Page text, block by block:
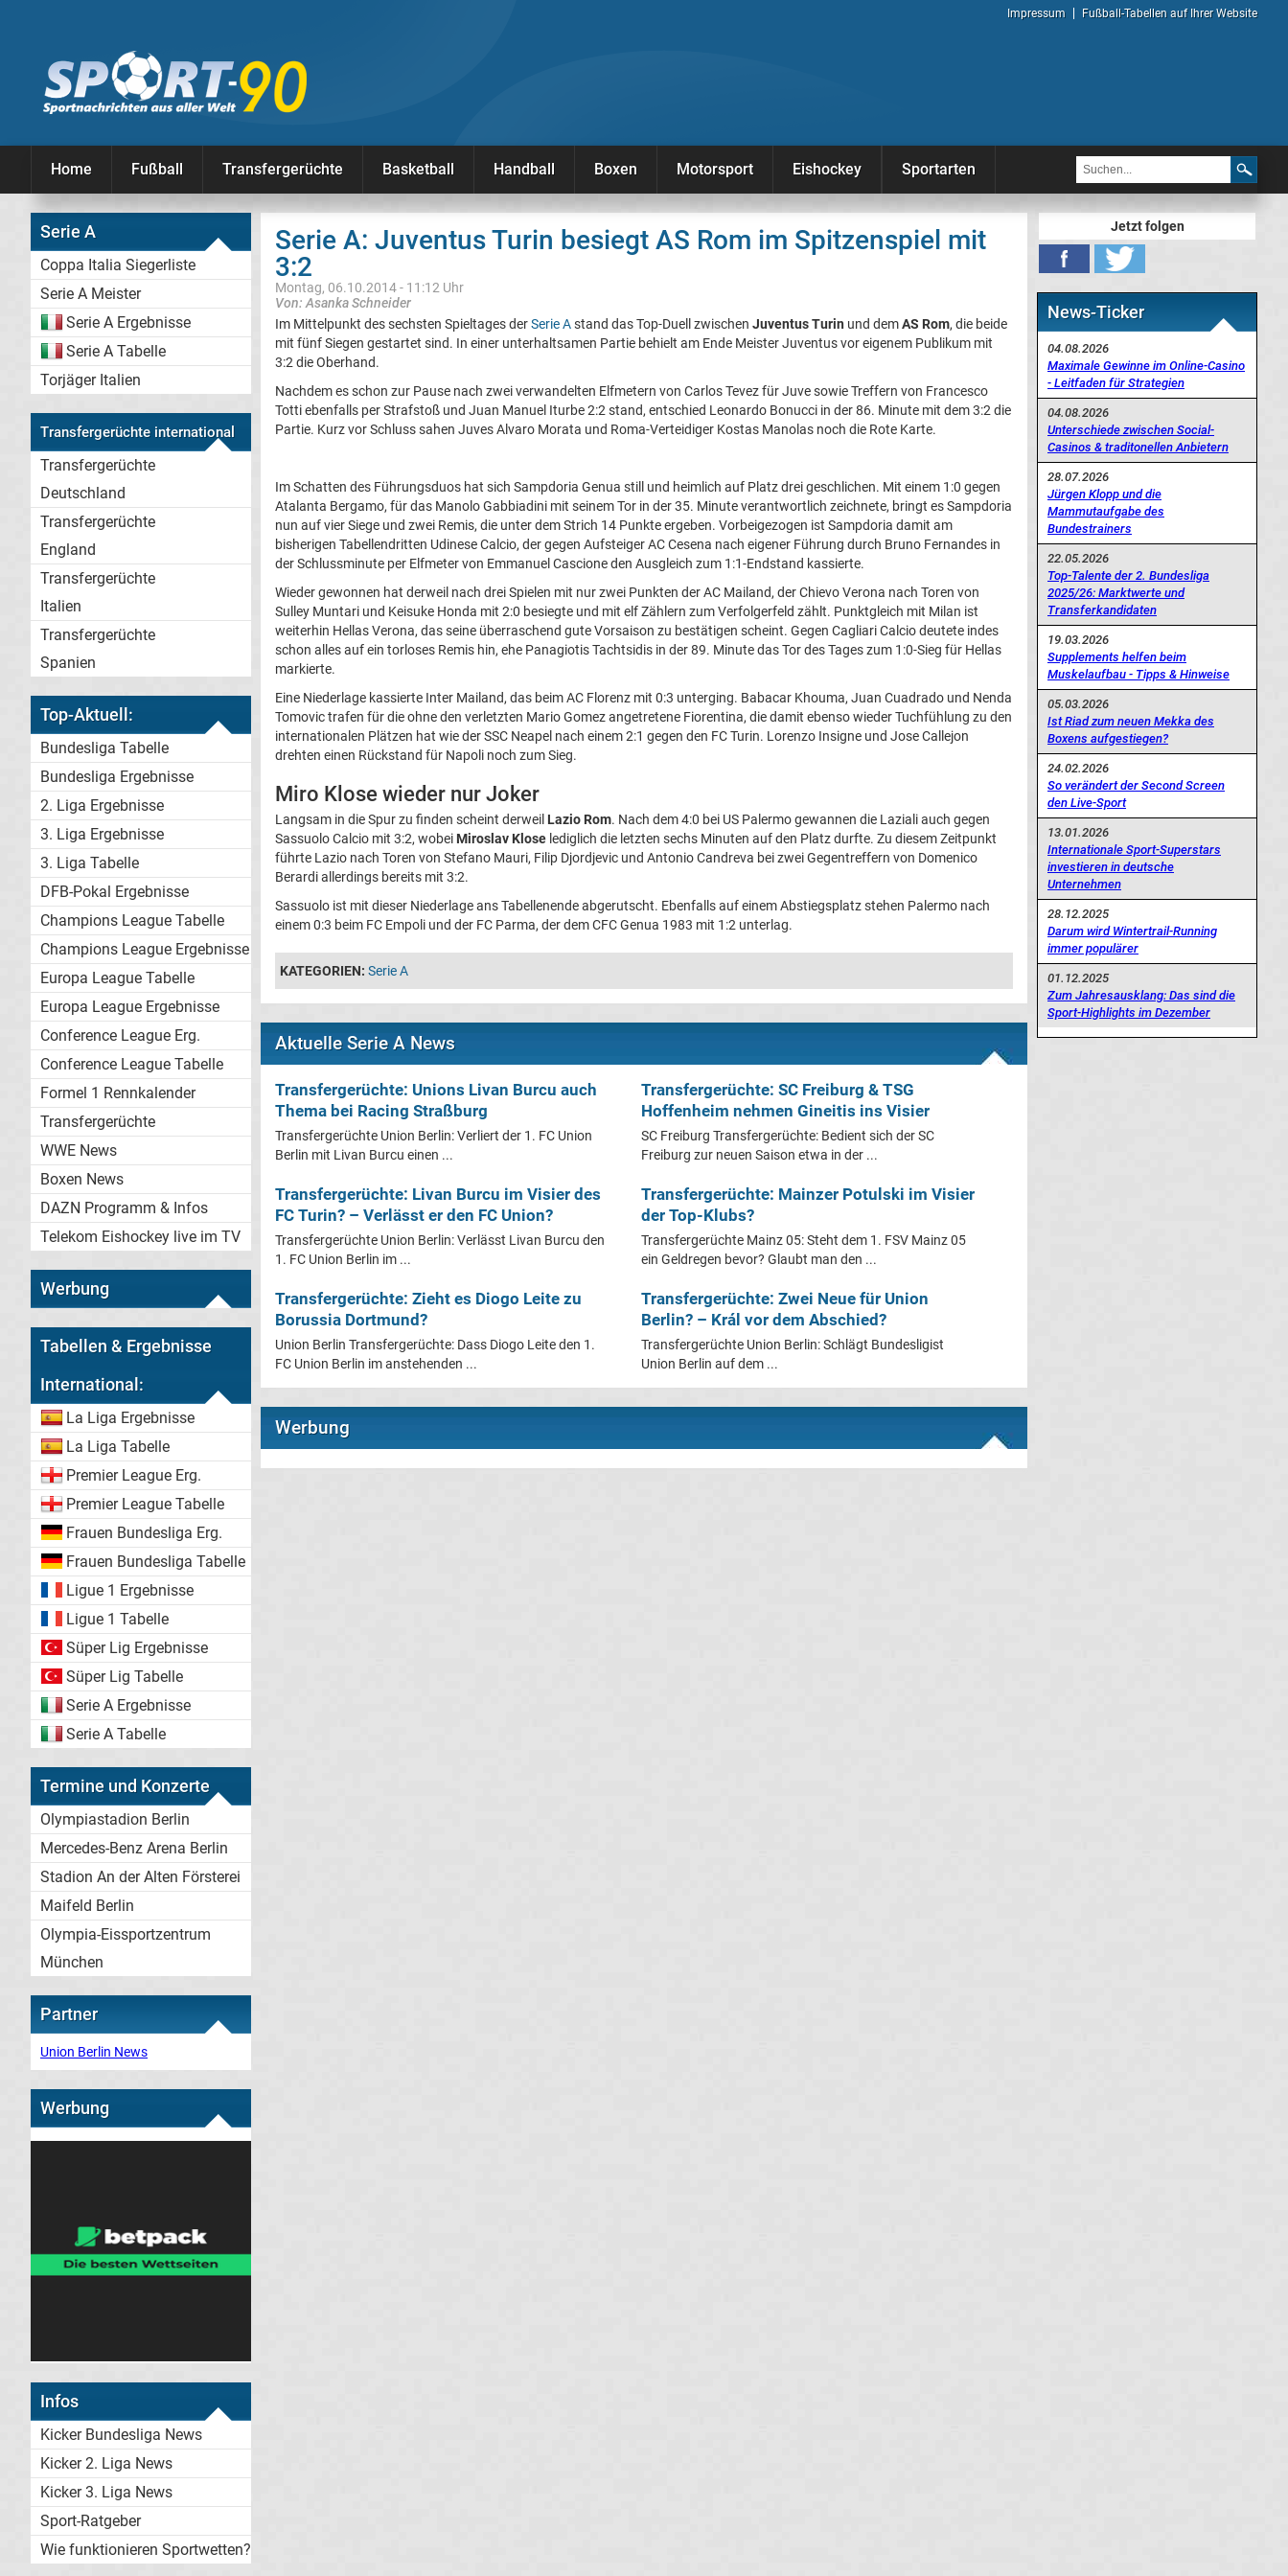
Impressum Fußball-Tabellen auf Ihrer Website
Home Fußball Transfergerüchte Basketball Handball Boxen Motorsport Eishockey Sportarten
Serie A
Coppa Italia Siegerliste
Serie A Meister
Serie A Ergebnisse
Serie A Tabelle
Torjäger Italien
Transfergerüchte international
Transfergerüchte
Deutschland
Transfergerüchte
England
Transfergerüchte
Italien
Transfergerüchte
Spanien
Top-Aktuell:
Bundesliga Tabelle
Bundesliga Ergebnisse
2. Liga Ergebnisse
3. Liga Ergebnisse
3. Liga Tabelle
DFB-Pokal Ergebnisse
Champions League Tabelle
Champions League Ergebnisse
Europa League Tabelle
Europa League Ergebnisse
Conference League Erg.
Conference League Tabelle
Formel 1 Rennkalender
Transfergerüchte
WWE News
Boxen News
DAZN Programm & Infos
Telekom Eishockey live im TV
Werbung
Tabellen & Ergebnisse
International:
La Liga Ergebnisse
La Liga Tabelle
Premier League Erg.
Premier League Tabelle
Frauen Bundesliga Erg.
Frauen Bundesliga Tabelle
Ligue 1 Ergebnisse
Ligue 1 Tabelle
Süper Lig Ergebnisse
Süper Lig Tabelle
Serie A Ergebnisse
Serie A Tabelle
Termine und Konzerte
Olympiastadion Berlin
Mercedes-Benz Arena Berlin
Stadion An der Alten Försterei
Maifeld Berlin
Olympia-Eissportzentrum
München
Partner
Union Berlin News
Werbung
Infos
Kicker Bundesliga News
Kicker 2. Liga News
Kicker 3. Liga News
Sport-Ratgeber
Wie funktionieren Sportwetten?
Serie A: Juventus Turin besiegt AS Rom im Spitzenspiel mit
3:2
Montag, 06.10.2014 - 11:12 Uhr
Von: Asanka Schneider
Im Mittelpunkt des sechsten Spieltages derSerie Astand das Top-Duell zwischen Juventus Turin und demAS Rom, die beide
mit fünf Siegen gestartet sind. In einer unterhaltsamen Partie behielt am Ende Meister Juventus vor eigenem Publikum mit
3:2 die Oberhand.
Nachdem es schon zur Pause nach zwei verwandelten Elfmetern von Carlos Tevez für Juve sowie Treffern von Francesco
Totti ebenfalls per Strafstoß und Juan Manuel Iturbe 2:2 stand, entschied Leonardo Bonucci in der 86. Minute mit dem 3:2 die
Partie. Kurz vor Schluss sahen Juves Alvaro Morata und Roma-Verteidiger Kostas Manolas noch die Rote Karte.
Im Schatten des Führungsduos hat sich Sampdoria Genua still und heimlich auf Platz drei geschlichen. Mit einem 1:0 gegen
Atalanta Bergamo, für das Manolo Gabbiadini mit seinem Tor in der 35. Minute verantwortlich zeichnete, bringt es Sampdoria
nun auf vier Siege und zwei Remis, die unter dem Strich 14 Punkte ergeben. Vorbeigezogen ist Sampdoria damit am
bisherigen Tabellendritten Udinese Calcio, der gegen Aufsteiger AC Cesena nach eigener Führung durch Bruno Fernandes in
der Schlussminute per Elfmeter von Emmanuel Cascione den Ausgleich zum 1:1-Endstand kassierte.
Wieder gewonnen hat derweil nach drei Spielen mit nur zwei Punkten der AC Mailand, der Chievo Verona nach Toren von
Sulley Muntari und Keisuke Honda mit 2:0 besiegte und mit elf Zählern zum Verfolgerfeld zählt. Punktgleich mit Milan ist
weiterhin Hellas Verona, das seine überraschend gute Vorsaison zu bestätigen scheint. Gegen Cagliari Calcio deutete indes
schon alles auf ein torloses Remis hin, ehe Panagiotis Tachtsidis in der 89. Minute das Tor des Tages zum 1:0-Sieg für Hellas
markierte.
Eine Niederlage kassierte Inter Mailand, das beim AC Florenz mit 0:3 unterging. Babacar Khouma, Juan Cuadrado und Nenda
Tomovic trafen für die ohne den verletzten Mario Gomez angetretene Fiorentina, die damit ebenso wieder Tuchfühlung zu den
internationalen Plätzen hat wie der SSC Neapel nach einem 2:1 gegen den FC Turin. Lorenzo Insigne und Jose Callejon
drehten einen Rückstand für Napoli noch zum Sieg.
Miro Klose wieder nur Joker
Langsam in die Spur zu finden scheint derweil Lazio Rom. Nach dem 4:0 bei US Palermo gewannen die Laziali auch gegen
Sassuolo Calcio mit 3:2, wobei Miroslav Klose lediglich die letzten sechs Minuten auf den Platz durfte. Zu diesem Zeitpunkt
führte Lazio nach Toren von Stefano Mauri, Filip Djordjevic und Antonio Candreva bei zwei Gegentreffern von Domenico
Berardi allerdings bereits mit 3:2.
Sassuolo ist mit dieser Niederlage ans Tabellenende abgerutscht. Ebenfalls auf einem Abstiegsplatz stehen Palermo nach
einem 0:3 beim FC Empoli und der FC Parma, der dem CFC Genua 1983 mit 1:2 unterlag.
KATEGORIEN: Serie A
Aktuelle Serie A News
Transfergerüchte: Unions Livan Burcu auch
Thema bei Racing Straßburg
Transfergerüchte Union Berlin: Verliert der 1. FC Union
Berlin mit Livan Burcu einen ...
Transfergerüchte: SC Freiburg & TSG
Hoffenheim nehmen Gineitis ins Visier
SC Freiburg Transfergerüchte: Bedient sich der SC
Freiburg zur neuen Saison etwa in der ...
Transfergerüchte: Livan Burcu im Visier des
FC Turin? – Verlässt er den FC Union?
Transfergerüchte Union Berlin: Verlässt Livan Burcu den
1. FC Union Berlin im ...
Transfergerüchte: Mainzer Potulski im Visier
der Top-Klubs?
Transfergerüchte Mainz 05: Steht dem 1. FSV Mainz 05
ein Geldregen bevor? Glaubt man den ...
Transfergerüchte: Zieht es Diogo Leite zu
Borussia Dortmund?
Union Berlin Transfergerüchte: Dass Diogo Leite den 1.
FC Union Berlin im anstehenden ...
Transfergerüchte: Zwei Neue für Union
Berlin? – Král vor dem Abschied?
Transfergerüchte Union Berlin: Schlägt Bundesligist
Union Berlin auf dem ...
Werbung
Jetzt folgen
News-Ticker
04.08.2026
Maximale Gewinne im Online-Casino
- Leitfaden für Strategien
04.08.2026
Unterschiede zwischen Social-
Casinos & traditonellen Anbietern
28.07.2026
Jürgen Klopp und die
Mammutaufgabe des
Bundestrainers
22.05.2026
Top-Talente der 2. Bundesliga
2025/26: Marktwerte und
Transferkandidaten
19.03.2026
Supplements helfen beim
Muskelaufbau - Tipps & Hinweise
05.03.2026
Ist Riad zum neuen Mekka des
Boxens aufgestiegen?
24.02.2026
So verändert der Second Screen
den Live-Sport
13.01.2026
Internationale Sport-Superstars
investieren in deutsche
Unternehmen
28.12.2025
Darum wird Wintertrail-Running
immer populärer
01.12.2025
Zum Jahresausklang: Das sind die
Sport-Highlights im Dezember